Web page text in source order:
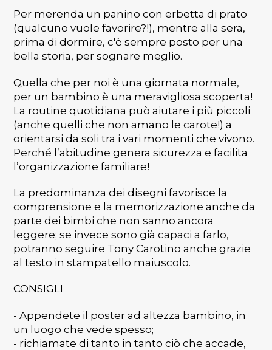
Per merenda un panino con erbetta di prato
(qualcuno vuole favorire?!), mentre alla sera,
prima di dormire, c'è sempre posto per una
bella storia, per sognare meglio.
Quella che per noi è una giornata normale,
per un bambino è una meravigliosa scoperta!
La routine quotidiana può aiutare i più piccoli
(anche quelli che non amano le carote!) a
orientarsi da soli tra i vari momenti che vivono.
Perché l’abitudine genera sicurezza e facilita
l’organizzazione familiare!
La predominanza dei disegni favorisce la
comprensione e la memorizzazione anche da
parte dei bimbi che non sanno ancora
leggere; se invece sono già capaci a farlo,
potranno seguire Tony Carotino anche grazie
al testo in stampatello maiuscolo.
CONSIGLI
- Appendete il poster ad altezza bambino, in
un luogo che vede spesso;
- richiamate di tanto in tanto ciò che accade,